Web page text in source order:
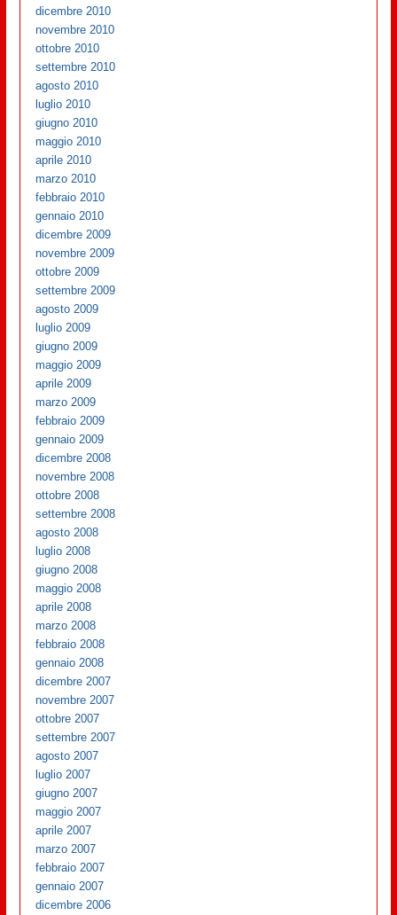
dicembre 2010
novembre 2010
ottobre 2010
settembre 2010
agosto 2010
luglio 2010
giugno 2010
maggio 2010
aprile 2010
marzo 2010
febbraio 2010
gennaio 2010
dicembre 2009
novembre 2009
ottobre 2009
settembre 2009
agosto 2009
luglio 2009
giugno 2009
maggio 2009
aprile 2009
marzo 2009
febbraio 2009
gennaio 2009
dicembre 2008
novembre 2008
ottobre 2008
settembre 2008
agosto 2008
luglio 2008
giugno 2008
maggio 2008
aprile 2008
marzo 2008
febbraio 2008
gennaio 2008
dicembre 2007
novembre 2007
ottobre 2007
settembre 2007
agosto 2007
luglio 2007
giugno 2007
maggio 2007
aprile 2007
marzo 2007
febbraio 2007
gennaio 2007
dicembre 2006